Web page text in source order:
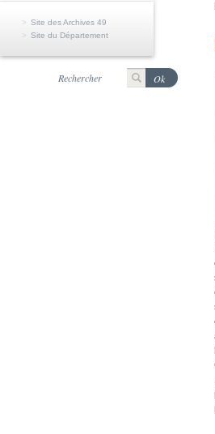
Site des Archives 49
Site du Département